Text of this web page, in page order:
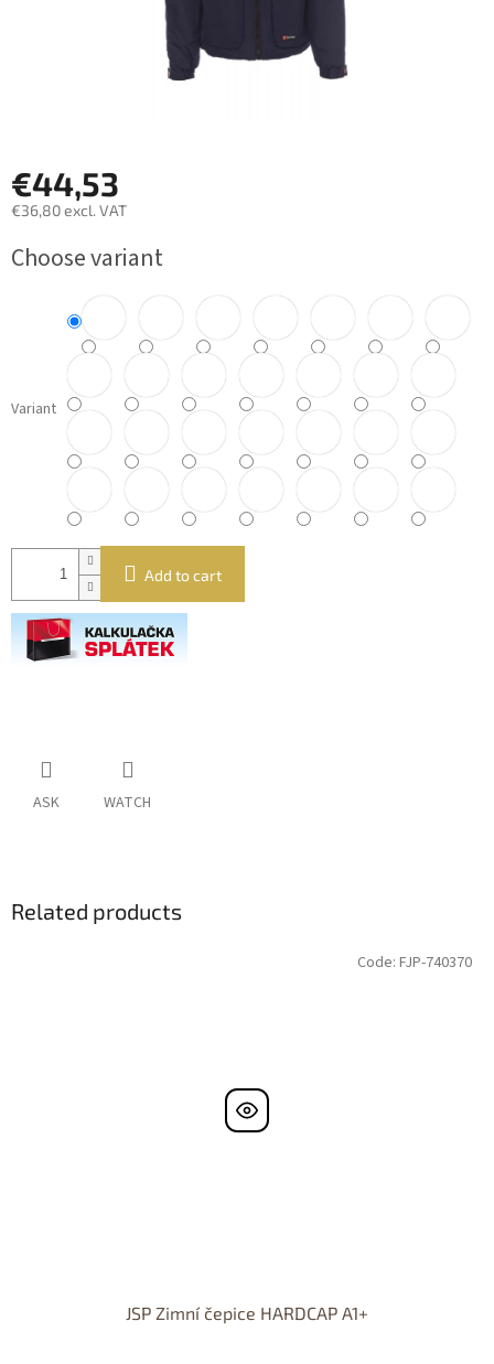
€44,53
€36,80 excl. VAT
price:
Choose variant
Variant
Add to cart
ASK WATCH
Related products
JSP Zimní čepice HARDCAP A1+
Code: FJP-740370